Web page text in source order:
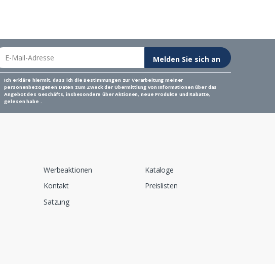
Adresse
Melden Sie sich an
Ich erkläre hiermit, dass ich die Bestimmungen zur Verarbeitung meiner
personenbezogenen Daten zum Zweck der Übermittlung von Informationen über das
Angebot des Geschäfts, insbesondere über Aktionen, neue Produkte und Rabatte,
gelesen habe .
Werbeaktionen
Kontakt
Satzung
Kataloge
Preislisten